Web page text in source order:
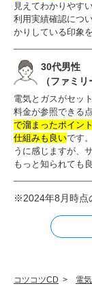
見えてわかりやす
利用実績確認につ
かりしている印象
30代男性
（ファミリ
電気とガスがセッ
料金が参照できる
で溜まったポイン
仕組みも良いです
うに感じますが、
もっと知られても
※2024年8月時点
コツコツCD > 電気